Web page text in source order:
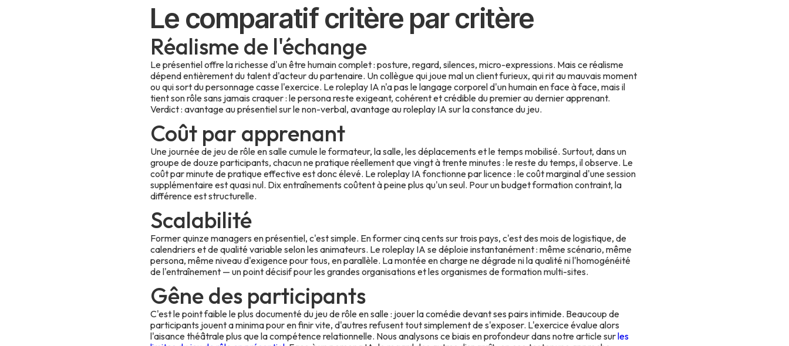
Le comparatif critère par critère
Réalisme de l'échange
Le présentiel offre la richesse d'un être humain complet : posture, regard, silences, micro-expressions. Mais ce réalisme
dépend entièrement du talent d'acteur du partenaire. Un collègue qui joue mal un client furieux, qui rit au mauvais moment
ou qui sort du personnage casse l'exercice. Le roleplay IA n'a pas le langage corporel d'un humain en face à face, mais il
tient son rôle sans jamais craquer : le persona reste exigeant, cohérent et crédible du premier au dernier apprenant.
Verdict : avantage au présentiel sur le non-verbal, avantage au roleplay IA sur la constance du jeu.
Coût par apprenant
Une journée de jeu de rôle en salle cumule le formateur, la salle, les déplacements et le temps mobilisé. Surtout, dans un
groupe de douze participants, chacun ne pratique réellement que vingt à trente minutes : le reste du temps, il observe. Le
coût par minute de pratique effective est donc élevé. Le roleplay IA fonctionne par licence : le coût marginal d'une session
supplémentaire est quasi nul. Dix entraînements coûtent à peine plus qu'un seul. Pour un budget formation contraint, la
différence est structurelle.
Scalabilité
Former quinze managers en présentiel, c'est simple. En former cinq cents sur trois pays, c'est des mois de logistique, de
calendriers et de qualité variable selon les animateurs. Le roleplay IA se déploie instantanément : même scénario, même
persona, même niveau d'exigence pour tous, en parallèle. La montée en charge ne dégrade ni la qualité ni l'homogénéité
de l'entraînement — un point décisif pour les grandes organisations et les organismes de formation multi-sites.
Gêne des participants
C'est le point faible le plus documenté du jeu de rôle en salle : jouer la comédie devant ses pairs intimide. Beaucoup de
participants jouent a minima pour en finir vite, d'autres refusent tout simplement de s'exposer. L'exercice évalue alors
l'aisance théâtrale plus que la compétence relationnelle. Nous analysons ce biais en profondeur dans notre article surles